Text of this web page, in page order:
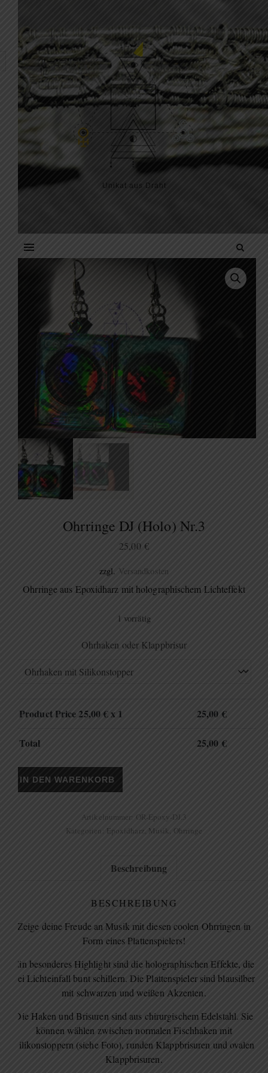
Unikat aus Draht
Ohrringe DJ (holo) Nr.3
25,00 €
zzgl. Versandkosten
Ohrringe aus Epoxidharz mit holographischem Lichteffekt
1 vorrätig
Ohrhaken oder Klappbrisur
Product Price 25,00€ x 1 25,00 €
Total 25,00 €
IN DEN WARENKORB
Artikelnummer: OR-Epoxy-DJ.3
Kategorien: Epoxidharz Musik Ohrringe
Beschreibung
BESCHREIBUNG
Zeige deine Freude an Musik mit diesen coolen Ohrringen in
Form eines Plattenspielers!
Ein besonderes Highlight sind die holographischen Effekte, die
bei Lichteinfall bunt schillern. Die Plattenspieler sind blausilber
mit schwarzen und weißen Akzenten.
Die Haken und Brisuren sind aus chirurgischem Edelstahl. Sie
können wählen zwischen normalen Fischhaken mit
Silikonstoppern (siehe Foto), runden Klappbrisuren und ovalen
Klappbrisuren.